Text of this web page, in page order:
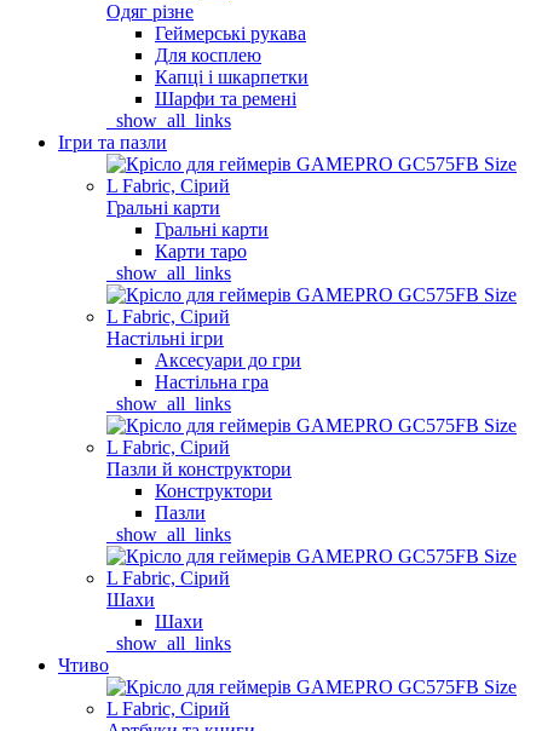
Одяг різне
Геймерські рукава
Для косплею
Капці і шкарпетки
Шарфи та ремені
_show_all_links
Ігри та пазли
Гральні карти
Гральні карти
Карти таро
_show_all_links
Настільні ігри
Аксесуари до гри
Настільна гра
_show_all_links
Пазли й конструктори
Конструктори
Пазли
_show_all_links
Шахи
Шахи
_show_all_links
Чтиво